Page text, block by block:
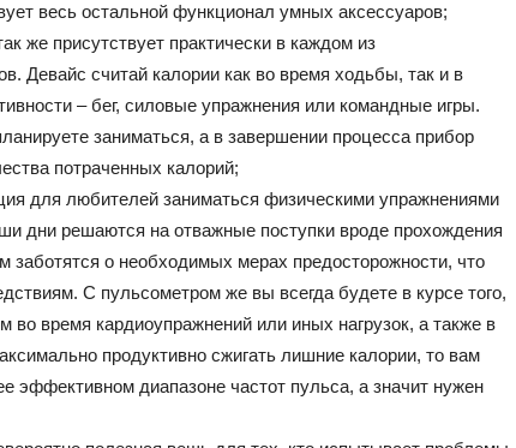
весь остальной функционал умных аксессуаров;
же присутствует практически в каждом из
Девайс считай калории как во время ходьбы, так и в
– бег, силовые упражнения или командные игры.
заниматься, а в завершении процесса прибор
потраченных калорий;
для любителей заниматься физическими упражнениями
дни решаются на отважные поступки вроде прохождения
о необходимых мерах предосторожности, что
С пульсометром же вы всегда будете в курсе того,
во время кардиоупражнений или иных нагрузок, а также в
продуктивно сжигать лишние калории, то вам
эффективном диапазоне частот пульса, а значит нужен